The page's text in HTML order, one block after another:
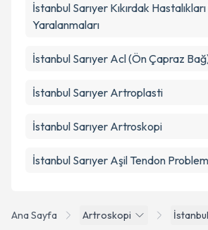
Ana Sayfa Artroskopi İstanbul
İstanbul Sarıyer Kıkırdak Hastalıkları
Yaralanmaları
İstanbul Sarıyer Acl (Ön Çapraz Bağ)
İstanbul Sarıyer Artroplasti
İstanbul Sarıyer Artroskopi
İstanbul Sarıyer Aşil Tendon